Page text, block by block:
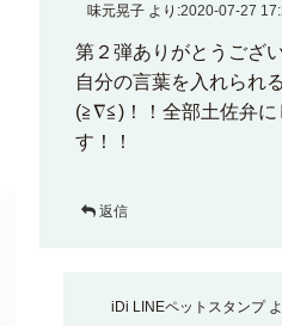
味元晃子 より:2020-07-27
第２弾ありがとうござ
自分の言葉を入れられ
(≧∇≦)！！全部土佐弁に
す！！
返信
iDi LINEペットスタンプ